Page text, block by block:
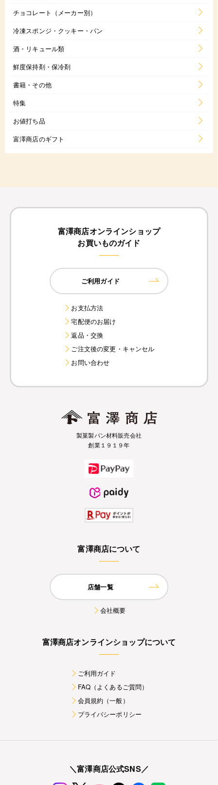
チョコレート（メーカー別）
冷凍スポンジ・クッキー・パン
酒・リキュール類
鮮度保持剤・保冷剤
書籍・その他
特集
お値打ち品
富澤商店のギフト
富澤商店オンラインショップ
お買いものガイド
ご利用ガイド
お支払方法
宅配便のお届け
返品・交換
ご注文後の変更・キャンセル
お問い合わせ
製菓製パン材料販売会社
創業１９１９年
富澤商店について
店舗一覧
会社概要
富澤商店オンラインショップについて
ご利用ガイド
FAQ（よくあるご質問）
会員規約（一般）
プライバシーポリシー
＼富澤商店公式SNS／